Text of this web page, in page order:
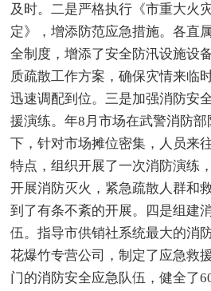
及时。二是严格执行《市重大火
定》，增添防范应急措施。各直
全制度，增添了安全防汛设施设
质疏散工作方案，确保灾情来临
迅速调配到位。三是加强消防安
援演练。年8月市场在武警消防
下，针对市场摊位密集，人员来
特点，组织开展了一次消防演练
开展消防灭火，紧急疏散人群和
到了有条不紊的开展。四是组建
伍。指导市供销社系统最大的消
花爆竹专营公司，制定了应急救
门的消防安全应急队伍，健全了